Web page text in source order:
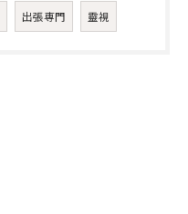
出張専門 靈視